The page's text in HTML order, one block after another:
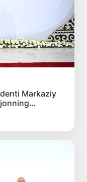
Markaziy